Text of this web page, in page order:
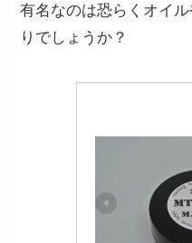
有名なのは恐らくオイ
りでしょうか？